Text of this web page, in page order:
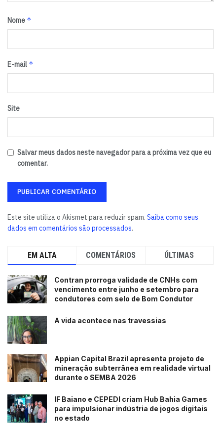
Nome *
E-mail *
Site
Salvar meus dados neste navegador para a próxima vez que eu
comentar.
Este site utiliza o Akismet para reduzir spam. Saiba como seus
dados em comentários são processados.
EM ALTA COMENTÁRIOS ÚLTIMAS
Contran prorroga validade de CNHs com
vencimento entre junho e setembro para
condutores com selo de Bom Condutor
A vida acontece nas travessias
Appian Capital Brazil apresenta projeto de
mineração subterrânea em realidade virtual
durante o SEMBA 2026
IF Baiano e CEPEDI criam Hub Bahia Games
para impulsionar indústria de jogos digitais
no estado